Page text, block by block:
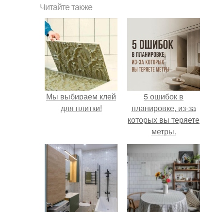
Читайте также
Мы выбираем клей
для плитки!
5 ошибок в
планировке, из-за
которых вы теряете
метры.